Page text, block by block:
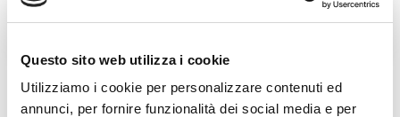
Questo sito web utilizza i cookie
Utilizziamo i cookie per personalizzare contenuti ed
annunci, per fornire funzionalità dei social media e per
Fratel Carlo Desiderati Don Antonio Mazzi